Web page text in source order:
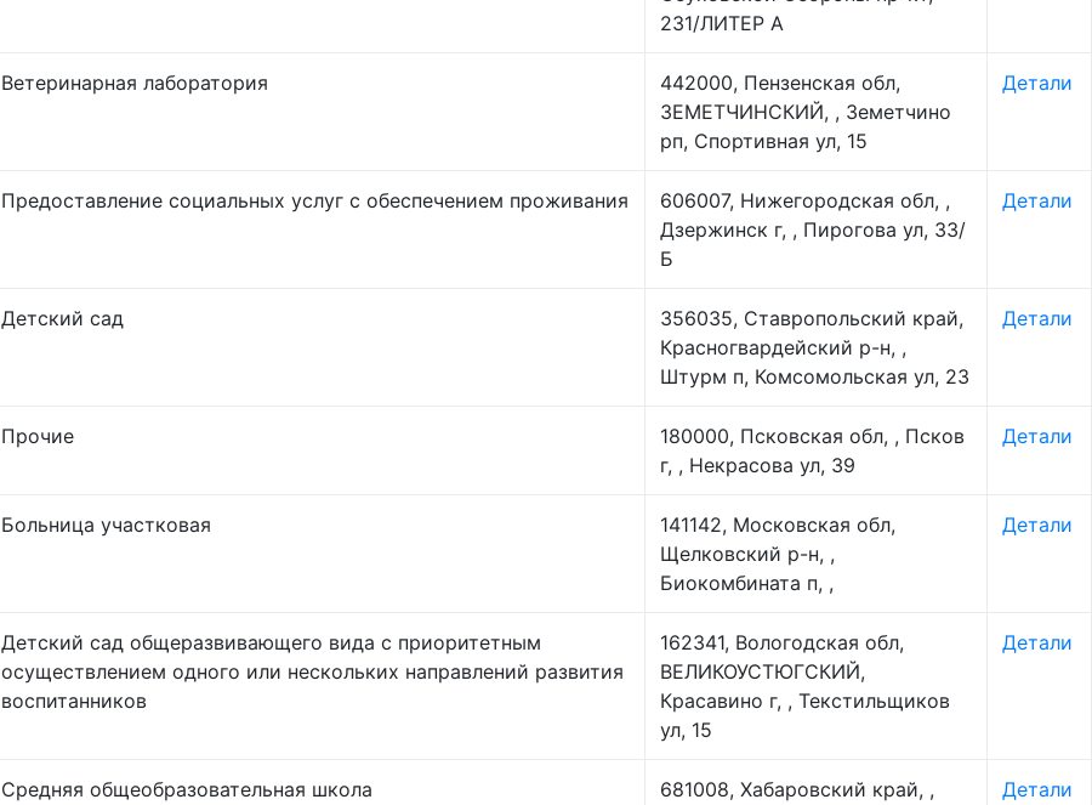
231/ЛИТЕР А
Ветеринарная лаборатория
442000, Пензенская обл,
ЗЕМЕТЧИНСКИЙ, , Земетчино
рп, Спортивная ул, 15
Детали
Предоставление социальных услуг с обеспечением проживания
606007, Нижегородская обл, ,
Дзержинск г, , Пирогова ул, 33/
Б
Детали
Детский сад
356035, Ставропольский край,
Красногвардейский р-н, ,
Штурм п, Комсомольская ул, 23
Детали
Прочие
180000, Псковская обл, , Псков
г, , Некрасова ул, 39
Детали
Больница участковая
141142, Московская обл,
Щелковский р-н, ,
Биокомбината п, ,
Детали
Детский сад общеразвивающего вида с приоритетным
осуществлением одного или нескольких направлений развития
воспитанников
162341, Вологодская обл,
ВЕЛИКОУСТЮГСКИЙ,
Красавино г, , Текстильщиков
ул, 15
Детали
Средняя общеобразовательная школа
681008, Хабаровский край, ,
Детали